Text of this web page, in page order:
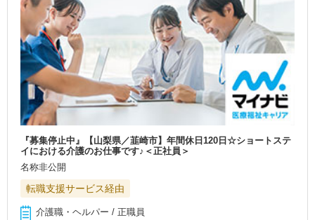
『募集停止中』【山梨県／韮崎市】年間休日120日☆ショートステ
イにおける介護のお仕事です♪＜正社員＞
名称非公開
転職支援サービス経由
介護職・ヘルパー / 正職員